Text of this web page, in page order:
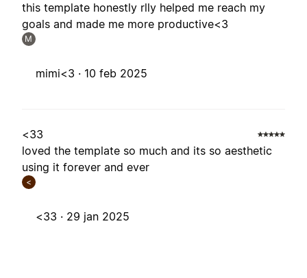
this template honestly rlly helped me reach my
goals and made me more productive<3
M
mimi<3 · 10 feb 2025
<33
loved the template so much and its so aesthetic
using it forever and ever
<
<33 · 29 jan 2025